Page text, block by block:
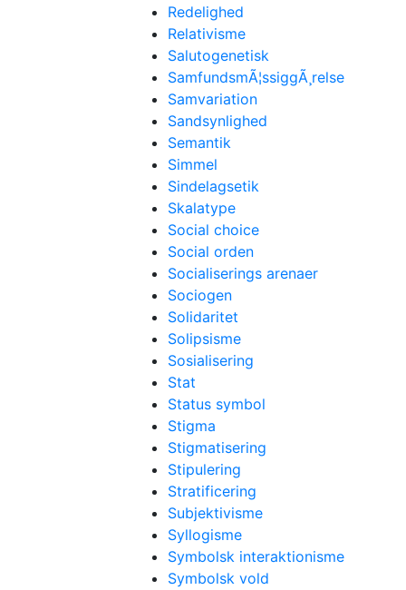
Redelighed
Relativisme
Salutogenetisk
SamfundsmÃ¦ssiggÃ¸relse
Samvariation
Sandsynlighed
Semantik
Simmel
Sindelagsetik
Skalatype
Social choice
Social orden
Socialiserings arenaer
Sociogen
Solidaritet
Solipsisme
Sosialisering
Stat
Status symbol
Stigma
Stigmatisering
Stipulering
Stratificering
Subjektivisme
Syllogisme
Symbolsk interaktionisme
Symbolsk vold